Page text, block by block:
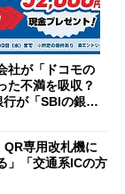
社が「ドコモの
た不満を吸収？
が「SBIの銀
QR専用改札機に
「交通系ICの方